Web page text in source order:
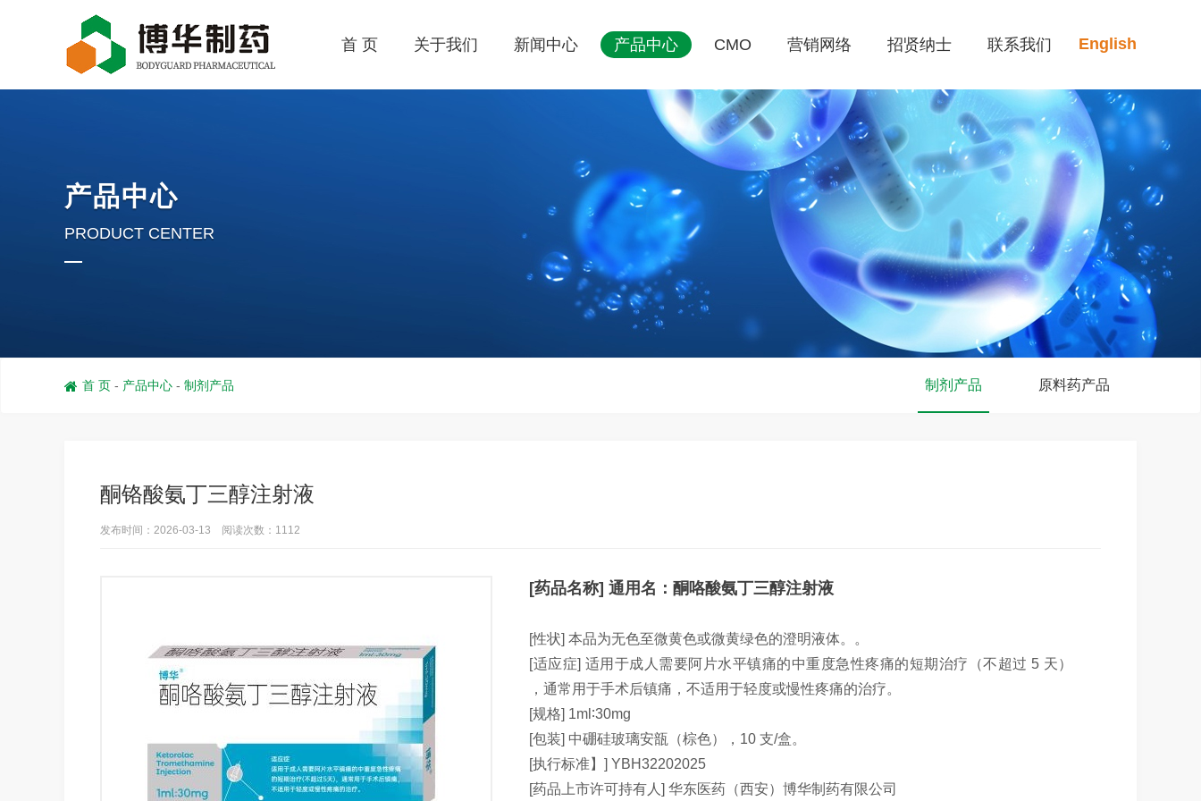
English
首 页 关于我们 新闻中心 产品中心 CMO 营销网络 招贤纳士 联系我们
产品中心
PRODUCT CENTER
 首 页 - 产品中心 - 制剂产品 制剂产品 原料药产品
酮铬酸氨丁三醇注射液
发布时间：2026-03-13 阅读次数：1112
[药品名称] 通用名 ：酮咯酸氨丁三醇注射液
[性状] 本品为无色至微黄色或微黄绿色的澄明液体。。
[适应症] 适用于成人需要阿片水平镇痛的中重度急性疼痛的短期治疗（不超过 5 天）
，通常用于手术后镇痛，不适用于轻度或慢性疼痛的治疗。
[规格] 1ml∶30mg
[包装] 中硼硅玻璃安瓿（棕色），10 支/盒。
[执行标准】] YBH32202025
[药品上市许可持有人] 华东医药（西安）博华制药有限公司